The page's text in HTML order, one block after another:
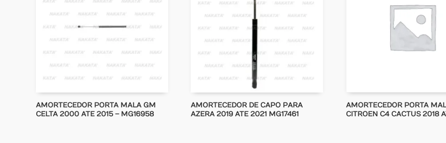
AMORTECEDOR PORTA MALA GM
CELTA 2000 ATE 2015 – MG16958
AMORTECEDOR DE CAPO PARA
AZERA 2019 ATE 2021 MG17461
AMORTECEDOR PORTA
CITROEN C4 CACTUS 2018